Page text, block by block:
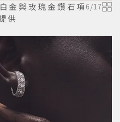
金與玫瑰金鑽石項
供
6/17